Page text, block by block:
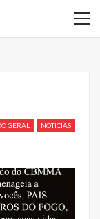
GERAL NOTICIAS